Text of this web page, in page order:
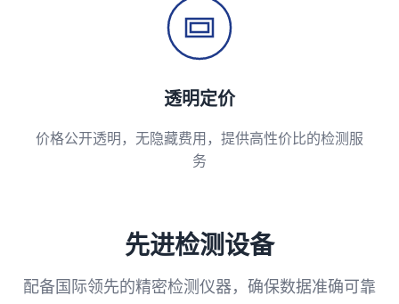
透明定价
价格公开透明，无隐藏费用，提供高性价比的检测服
务
先进检测设备
配备国际领先的精密检测仪器，确保数据准确可靠